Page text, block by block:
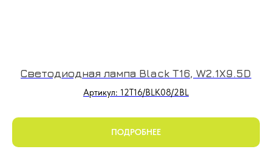
Светодиодная лампа Black T16, W2.1X9.5D
Артикул: 12T16/BLK08/2BL
ПОДРОБНЕЕ